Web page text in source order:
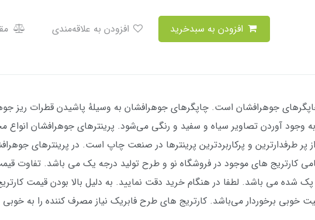
جوهرافشان است. چاپگرهای جوهرافشان به وسیلهٔ پاشیدن قطرات ریز
وجود آوردن تصاویر سیاه و سفید و رنگی می‌شود. پرينترهای جوهرافشان انواع
پر طرفدارترين و پركاربردترين پرينترها در صنعت چاپ است. در پرينترهای
کارتریج های موجود در فروشگاه نو و طرح تولید درجه یک می باشد. تفاوت
شده می باشد. لطفا در هنگام خرید دقت نمایید. به دلیل بالا بودن قیمت
خوبی برخوردار می‌باشد. کارتریج های طرح فابریک نیاز مصرف کننده را به